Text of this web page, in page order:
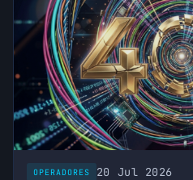
OPERADORES 20 Jul 2026